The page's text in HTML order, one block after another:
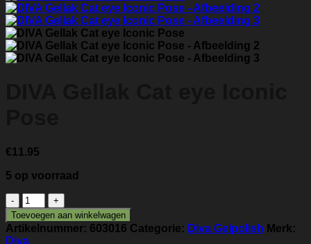
€11.95
5 op voorraad
DIVA
Gellak
Cat
eye
Toevoegen aan winkelwagen
Artikelnummer: 603016 Categorie: Diva Gelpolish Merk:
Diva